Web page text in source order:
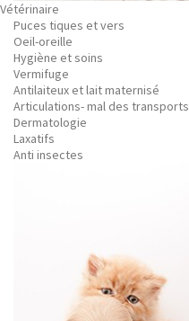
Vétérinaire
Puces tiques et vers
Oeil-oreille
Hygiène et soins
Vermifuge
Antilaiteux et lait maternisé
Articulations- mal des transports
Dermatologie
Laxatifs
Anti insectes